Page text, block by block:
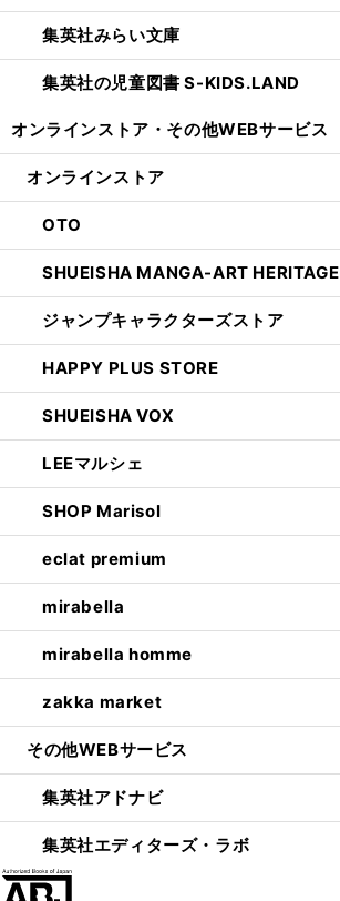
集英社みらい文庫
集英社の児童図書 S-KIDS.LAND
オンラインストア・ その他WEBサービス
オンラインストア
OTO
SHUEISHA MANGA-ART HERITAGE
ジャンプキャラクターズストア
HAPPY PLUS STORE
SHUEISHA VOX
LEEマルシェ
SHOP Marisol
eclat premium
mirabella
mirabella homme
zakka market
その他WEBサービス
集英社アドナビ
集英社エディターズ・ラボ